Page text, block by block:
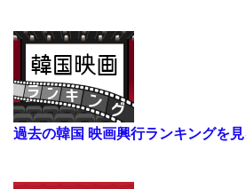
過去の韓国 映画興行ランキングを